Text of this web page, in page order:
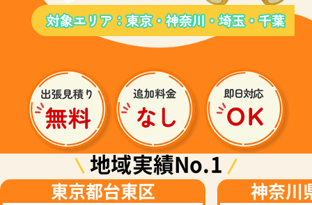
地域実績No.1
東京都台東区 神奈川